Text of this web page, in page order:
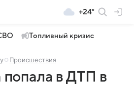
+24°
Топливный кризис
Происшествия
в ДТП в